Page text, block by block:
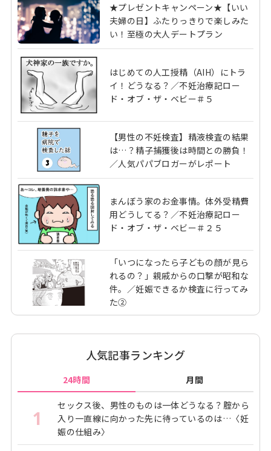
★プレゼントキャンペーン★【いい
夫婦の日】ふたりっきりで楽しみた
い！至極の大人デートプラン
はじめての人工授精（AIH）にトラ
イ！どうなる？／不妊治療記ロー
ド・オブ・ザ・ベビー＃５
【男性の不妊検査】精液検査の結果
は…？精子捕獲後は時間との勝負！
／人気パパブロガーがレポート
まんぼう家のお金事情。体外受精費
用どうしてる？／不妊治療記ロー
ド・オブ・ザ・ベビー＃２５
「いつになったら子どもの顔が見ら
れるの？」親戚からの口撃が昭和な
件。／妊娠できるか検査に行ってみ
た②
人気記事ランキング
24時間 月間
1
セックス後、男性のものは一体どうなる？腟から
入り一直線に向かった先に待っているのは…〈妊
娠の仕組み〉